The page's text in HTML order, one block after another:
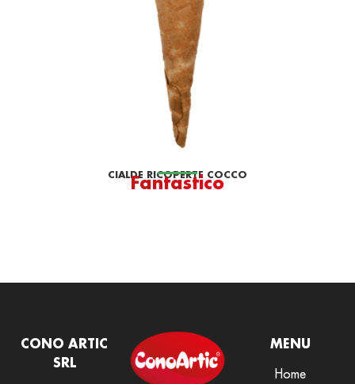
CIALDE RICOPERTE COCCO
Fantastico
CONO ARTIC
SRL
MENU
Home